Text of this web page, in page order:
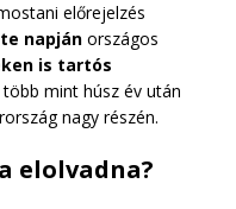
előrejelzés
napján országos
is tartós
mint húsz év után
nagy részén.
elolvadna?